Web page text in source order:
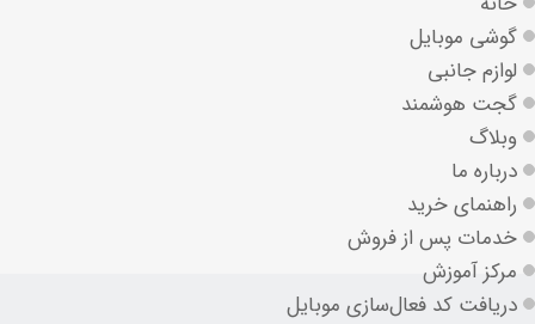
گوشی موبایل
لوازم جانبی
گجت هوشمند
وبلاگ
درباره ما
راهنمای خرید
خدمات پس از فروش
مرکز آموزش
دریافت کد فعال‌سازی موبایل